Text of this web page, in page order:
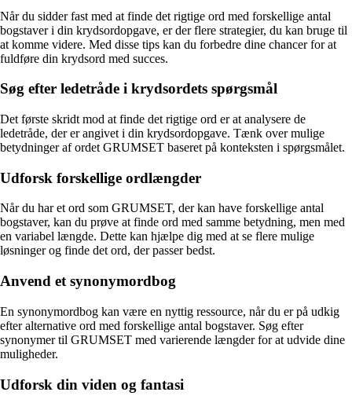
Når du sidder fast med at finde det rigtige ord med forskellige antal
bogstaver i din krydsordopgave, er der flere strategier, du kan bruge til
at komme videre. Med disse tips kan du forbedre dine chancer for at
fuldføre din krydsord med succes.
Søg efter ledetråde i krydsordets spørgsmål
Det første skridt mod at finde det rigtige ord er at analysere de
ledetråde, der er angivet i din krydsordopgave. Tænk over mulige
betydninger af ordet GRUMSET baseret på konteksten i spørgsmålet.
Udforsk forskellige ordlængder
Når du har et ord som GRUMSET, der kan have forskellige antal
bogstaver, kan du prøve at finde ord med samme betydning, men med
en variabel længde. Dette kan hjælpe dig med at se flere mulige
løsninger og finde det ord, der passer bedst.
Anvend et synonymordbog
En synonymordbog kan være en nyttig ressource, når du er på udkig
efter alternative ord med forskellige antal bogstaver. Søg efter
synonymer til GRUMSET med varierende længder for at udvide dine
muligheder.
Udforsk din viden og fantasi